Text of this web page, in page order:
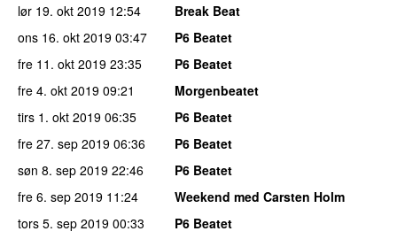
lør 19. okt 2019 12:54
Break Beat
ons 16. okt 2019 03:47
P6 Beatet
fre 11. okt 2019 23:35
P6 Beatet
fre 4. okt 2019 09:21
Morgenbeatet
tirs 1. okt 2019 06:35
P6 Beatet
fre 27. sep 2019 06:36
P6 Beatet
søn 8. sep 2019 22:46
P6 Beatet
fre 6. sep 2019 11:24
Weekend med Carsten Holm
tors 5. sep 2019 00:33
P6 Beatet